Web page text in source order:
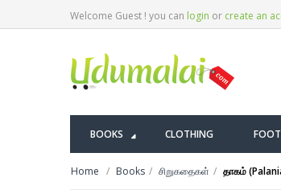
Welcome Guest ! you can login or create an
BOOKS CLOTHING
Home Books சிறுகதைகள் தாகம்